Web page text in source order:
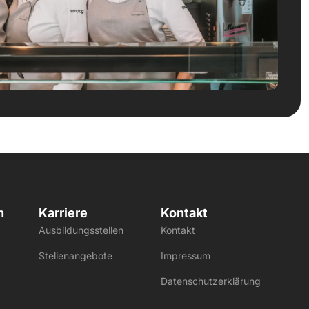
Kontakt
Kontakt
Impressum
Datenschutzerklärung
Karriere
Ausbildungsstellen
Stellenangebote